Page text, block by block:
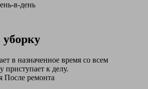
в-день
уборку
в назначенное время со всем
приступает к делу.
После ремонта